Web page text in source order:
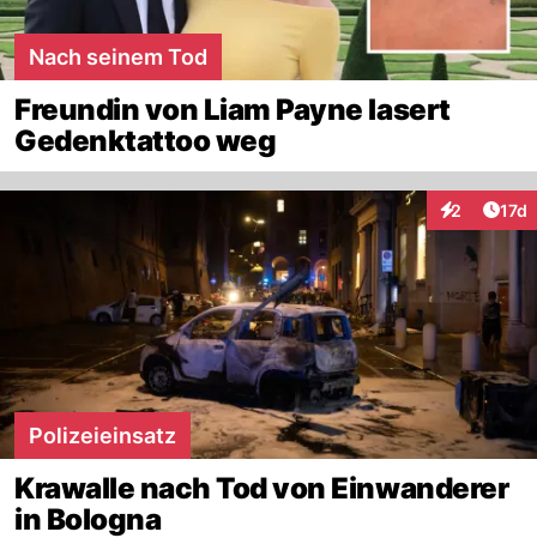
Nach seinem Tod
Freundin von Liam Payne lasert
Gedenktattoo weg
2 17d
Polizeieinsatz
Krawalle nach Tod von Einwanderer
in Bologna